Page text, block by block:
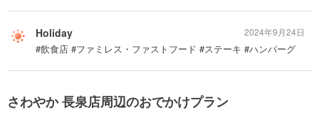
Holiday
#飲食店 #ファミレス・ファストフード #ステーキ #ハンバーグ
2024年9月24日
さわやか 長泉店周辺のおでかけプラン